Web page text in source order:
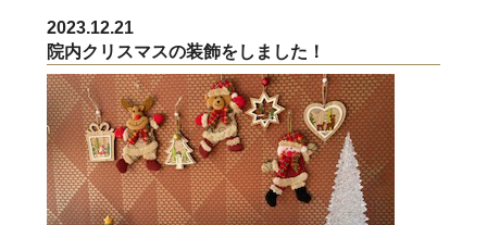
2023.12.21
院内クリスマスの装飾をしました！